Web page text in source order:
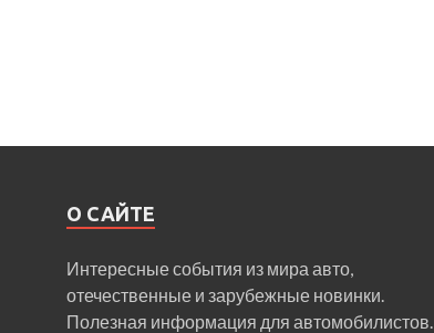
О САЙТЕ
Интересные события из мира авто,
отечественные и зарубежные новинки.
Полезная информация для автомобилистов.